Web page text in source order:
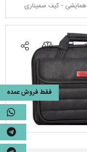
- کیف سمیناری
فقط فروش عمده